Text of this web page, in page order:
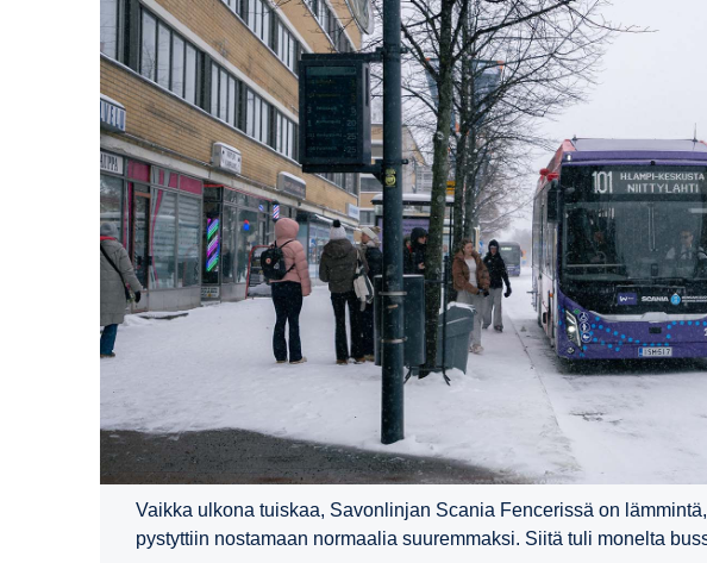
Vaikka ulkona tuiskaa, Savonlinjan Scania Fencerissä on
pystyttiin nostamaan normaalia suuremmaksi. Siitä tuli monelta